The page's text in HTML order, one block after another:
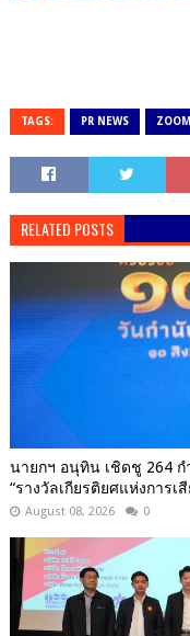
TAGS: PR NEWS ZOOM
RELATED POSTS
นายกฯ อนุทิน เชิดชู 264
“รางวัลเกียรติยศแห่งการเ
August 08, 2026 0